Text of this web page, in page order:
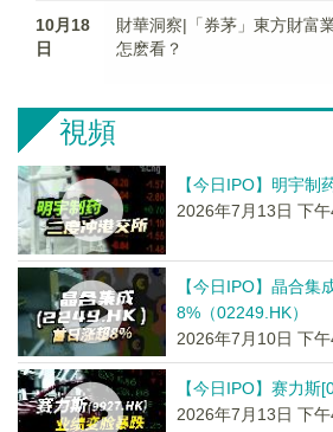
10月18
日
財華洞察|「券茅」東方財富
怎麽看？
視頻
【今日IPO】明宇制
2026年7月13日 下
【今日IPO】晶合集
8%（02249.HK）
2026年7月10日 下
【今日IPO】赛力斯
2026年7月13日 下